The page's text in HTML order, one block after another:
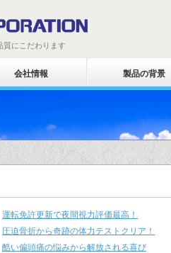
質にこだわります
会社情報 製品の背景
運転免許更新で夜間視力評価最高！
圧迫骨折から奇跡の体力テストクリア！
酷い偏頭痛の悩みから解放される喜び